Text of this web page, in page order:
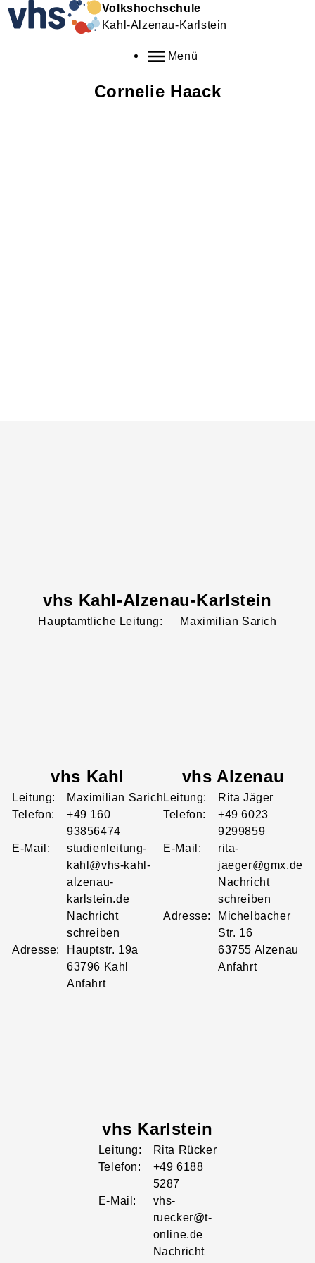
Volkshochschule
Kahl-Alzenau-Karlstein
Menü
Cornelie Haack
vhs Kahl-Alzenau-Karlstein
Leitung: Maximilian Sarich
vhs Kahl
Leitung: Maximilian Sarich
Telefon:
+49 160
93856474
E-Mail:
studienleitung-
kahl@vhs-kahl-
alzenau-
karlstein.de
Nachricht
schreiben
Adresse:
Hauptstr. 19a
63796 Kahl
Anfahrt
vhs Alzenau
Leitung: Rita Jäger
Telefon:
+49 6023
9299859
E-Mail:
rita-
jaeger@gmx.de
Nachricht
schreiben
Adresse:
Michelbacher
Str. 16
63755 Alzenau
Anfahrt
vhs Karlstein
Leitung: Rita Rücker
Telefon:
+49 6188
5287
E-Mail:
vhs-
ruecker@t-
online.de
Nachricht